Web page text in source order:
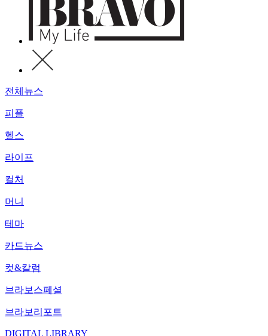
전체뉴스
피플
헬스
라이프
컬처
머니
테마
카드뉴스
컷&칼럼
브라보스페셜
브라보리포트
DIGITAL LIBRARY